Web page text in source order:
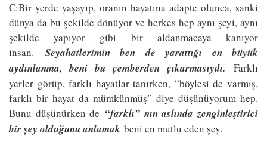
C:Bir yerde yaşayıp, oranın hayatına adapte olunca, sanki
dünya da bu şekilde dönüyor ve herkes hep aynı şeyi, aynı
şekilde yapıyor gibi bir aldanmacaya kanıyor
insan. Seyahatlerimin ben de yarattığı en büyük
aydınlanma, beni bu çemberden çıkarmasıydı.
Farklı
yerler görüp, farklı hayatlar tanırken, “böylesi de varmış,
farklı bir hayat da mümkünmüş” diye düşünüyorum hep.
Bunu düşünürken de “farklı” nın aslında zenginleştirici
bir şey olduğunu anlamak beni en mutlu eden şey.